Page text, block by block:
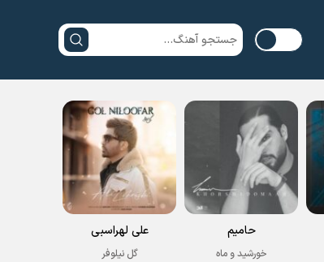
حامیم
خورشید و ماه
علی لهراسبی
گل نیلوفر